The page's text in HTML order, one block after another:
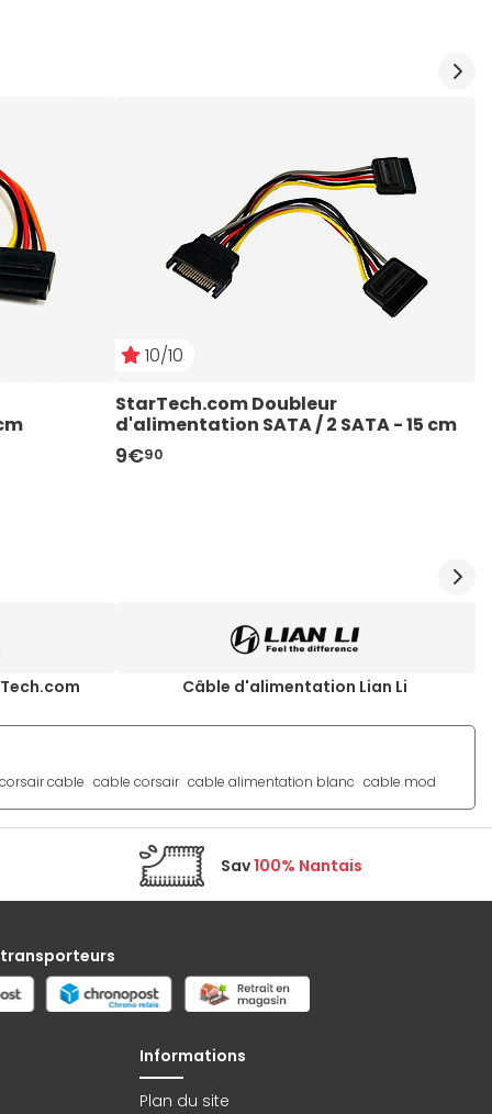
10/10
StarTech.com Doubleur
d'alimentation SATA / 2 SATA - 15 cm
9€90
Câble d'alimentation Lian Li
corsair cable cable corsair cable alimentation blanc cable mod
Sav100% Nantais
Informations
Plan du site